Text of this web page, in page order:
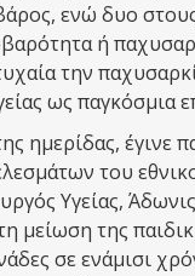
ενώ δυο στους
ή
την
ως παγκόσμια
ημερίδας, έγινε
του
Υγείας,
μείωση της
σε ενάμισι